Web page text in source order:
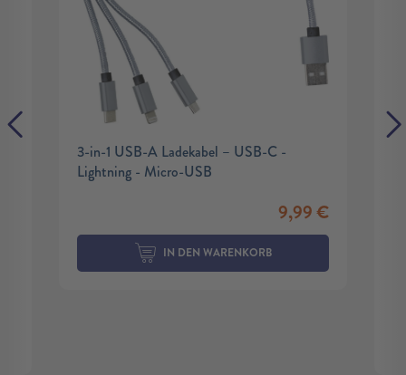
3-in-1 USB-A Ladekabel – USB-C -
Lightning - Micro-USB
9,99€
IN DEN WARENKORB